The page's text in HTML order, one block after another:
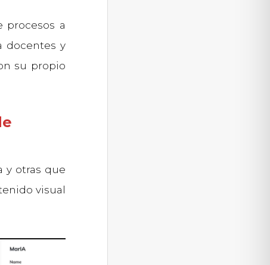
procesos a
docentes y
su propio
y otras que
visual